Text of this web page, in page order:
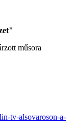
műsora
tv-alsovaroson-a-